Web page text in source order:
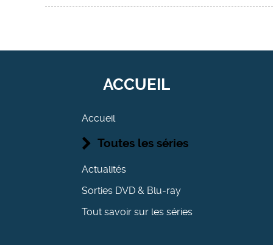
ACCUEIL
Accueil
Toutes les séries
Actualités
Sorties DVD & Blu-ray
Tout savoir sur les séries